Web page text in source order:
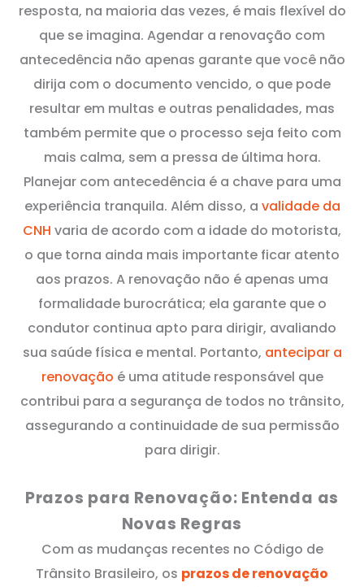
resposta, na maioria das vezes, é mais flexível do
que se imagina. Agendar a renovação com
antecedência não apenas garante que você não
dirija com o documento vencido, o que pode
resultar em multas e outras penalidades, mas
também permite que o processo seja feito com
mais calma, sem a pressa de última hora.
Planejar com antecedência é a chave para uma
experiência tranquila. Além disso, a validade da
CNH varia de acordo com a idade do motorista,
o que torna ainda mais importante ficar atento
aos prazos. A renovação não é apenas uma
formalidade burocrática; ela garante que o
condutor continua apto para dirigir, avaliando
sua saúde física e mental. Portanto, antecipar a
renovação é uma atitude responsável que
contribui para a segurança de todos no trânsito,
assegurando a continuidade de sua permissão
para dirigir.
Prazos para Renovação: Entenda as
Novas Regras
Com as mudanças recentes no Código de
Trânsito Brasileiro, os prazos de renovação